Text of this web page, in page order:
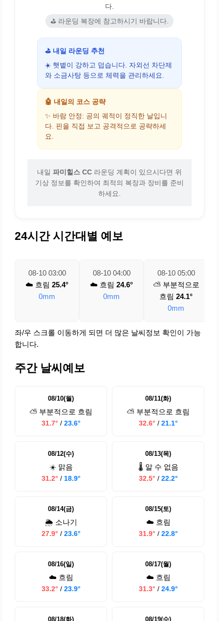
다.
⛳ 라운딩 복장에 참고하시기 바랍니다.
⛳ 내일 라운딩 추천
☀️ 햇볕이 강하고 덥습니다. 자외선 차단제
와 소금사탕 등으로 체력을 관리하세요.
🤖 내일의 코스 공략
✨ 바람 안정: 공의 궤적이 정직한 날입니
다. 핀을 직접 보고 공격적으로 공략하세
요.
내일 파미힐스 CC 라운딩 계획이 있으시다면 위
기상 정보를 확인하여 최적의 복장과 장비를 준비
하세요.
24시간 시간대별 예보
08-10 03:00
☁️ 흐림 25.4°
0mm
08-10 04:00
☁️ 흐림 24.6°
0mm
08-10 05:00
⛅ 부분적으로
흐림 24.1°
0mm
좌/우 스크롤 이동하게 되면 더 많은 날씨정보 확인이 가능
합니다.
주간 날씨예보
08/10(월)
⛅ 부분적으로 흐림
31.7° / 23.6°
08/11(화)
⛅ 부분적으로 흐림
32.6° / 21.1°
08/12(수)
☀️ 맑음
31.2° / 18.9°
08/13(목)
🌡️ 알 수 없음
32.5° / 22.2°
08/14(금)
🌦️ 소나기
27.9° / 23.6°
08/15(토)
☁️ 흐림
31.9° / 22.8°
08/16(일)
☁️ 흐림
33.2° / 23.9°
08/17(월)
☁️ 흐림
31.3° / 24.9°
08/18(화) 08/19(수)